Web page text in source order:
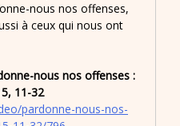
nous nos offenses,
à ceux qui nous ont
nous nos offenses :
11-32
pardonne-nous-nos-